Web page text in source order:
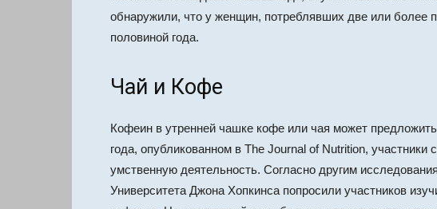
обнаружили, что у женщин, потреблявших две или более
половиной года.
Чай и Кофе
Кофеин в утренней чашке кофе или чая может
года, опубликованном в The Journal of Nutrition,
умственную деятельность. Согласно другим
Университета Джона Хопкинса попросили участников